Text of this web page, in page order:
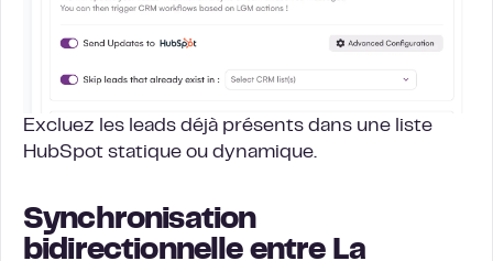
Excluez les leads déjà présents dans une liste
HubSpot statique ou dynamique.
Synchronisation
bidirectionnelle entre La